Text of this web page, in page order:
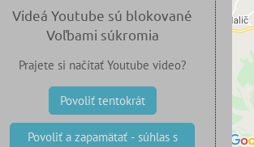
Videá Youtube sú blokované
Voľbami súkromia
Prajete si načítať Youtube video?
Povoliť tentokrát
Povoliť a zapamätať - súhlas s